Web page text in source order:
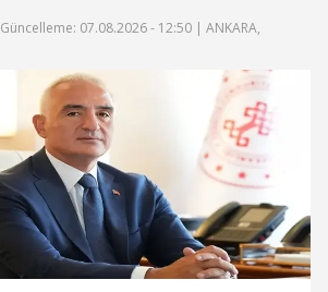
Güncelleme: 07.08.2026 - 12:50 | ANKARA,